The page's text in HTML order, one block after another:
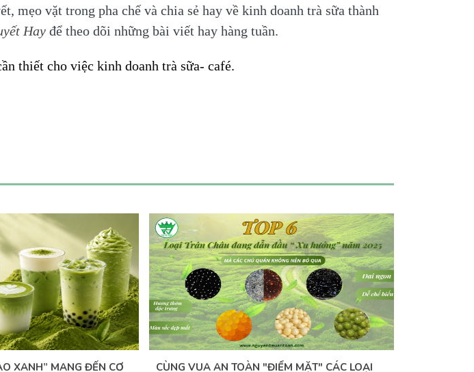
mẹo vặt trong pha chế và chia sẻ hay về kinh doanh trà sữa thành
Hay để theo dõi những bài viết hay hàng tuần.
thiết cho việc kinh doanh trà sữa- café.
XANH” MANG ĐẾN CƠ CÙNG VUA AN TOÀN "ĐIỂM MẶT" CÁC LOẠI